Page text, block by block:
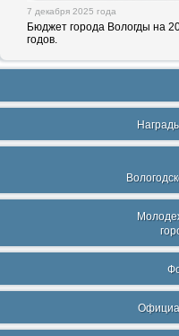
7 декабря 2025 года
Бюджет города Вологды на
годов.